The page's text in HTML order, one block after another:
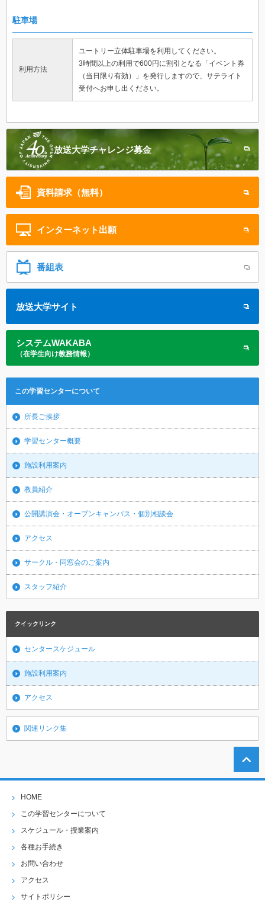
駐車場
利用方法
ユートリー立体駐車場を利用してください。
3時間以上の利用で600円に割引となる「イベント券
（当日限り有効）」を発行しますので、サテライト
受付へお申し出ください。
放送大学チャレンジ募金
資料請求（無料）
インターネット 出願
番組表
放送大学サイト
システムWAKABA
（在学生向け教務情報）
この学習センターについて
所長ご挨拶
学習センター概要
施設利用案内
教員紹介
公開講演会・オープンキャンパス・個別相談会
アクセス
サークル・同窓会のご案内
スタッフ紹介
クイックリンク
センタースケジュール
施設利用案内
アクセス
関連リンク集
HOME
この学習センターについて
スケジュール・授業案内
各種お手続き
お問い合わせ
アクセス
サイトポリシー